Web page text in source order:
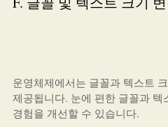
운영체제에서는 글꼴과 텍스트
제공됩니다. 눈에 편한 글꼴과
경험을 개선할 수 있습니다.